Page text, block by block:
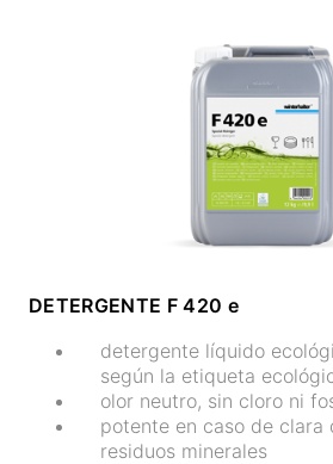
DETERGENTE F 420 e
detergente líquido
según la etiqueta
olor neutro, sin cloro ni
potente en caso de clara
residuos minerales